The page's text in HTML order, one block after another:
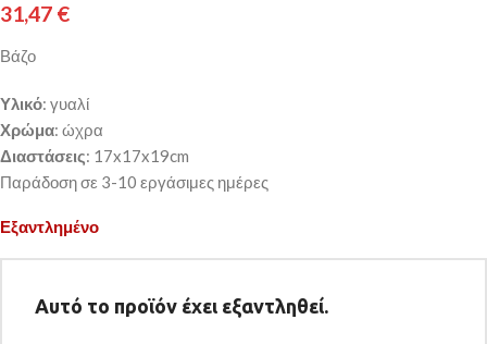
31,47 €
Βάζο
Υλικό: γυαλί
Χρώμα: ώχρα
Διαστάσεις: 17x17x19cm
Παράδοση σε 3-10 εργάσιμες ημέρες
Εξαντλημένο
Αυτό το προϊόν έχει εξαντληθεί.